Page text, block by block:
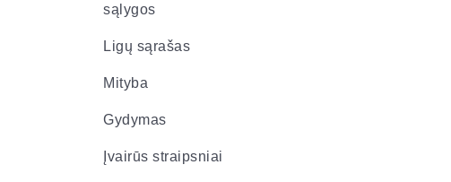
sąlygos
Ligų sąrašas
Mityba
Gydymas
Įvairūs straipsniai